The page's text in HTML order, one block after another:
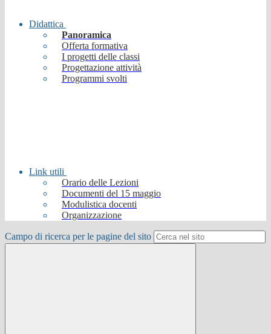
Didattica
Panoramica
Offerta formativa
I progetti delle classi
Progettazione attività
Programmi svolti
Link utili
Orario delle Lezioni
Documenti del 15 maggio
Modulistica docenti
Organizzazione
Campo di ricerca per le pagine del sito